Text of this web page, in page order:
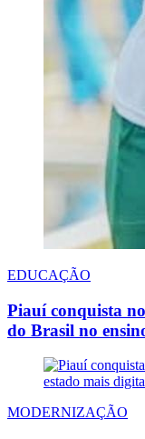
EDUCAÇÃO
Piauí conquista
do Brasil no
MODERNIZAÇÃO